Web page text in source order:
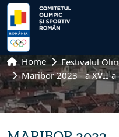
Home
Festivalul
Maribor 2023 - a XVII-a